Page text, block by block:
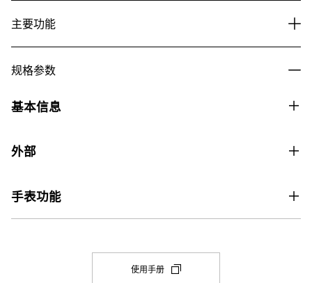
主要功能
规格参数
基本信息
价格
表壳尺寸（长× 宽× 高）
外部
玻璃
手表功能
31 个时区（48 个城市 + 协调世界时）、夏令时开启/关闭、本地城
使用手册 (在